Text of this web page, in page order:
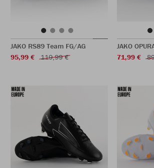
JAKO RS89 Team FG/AG
95,99 €
119,99 €
JAKO
71,99 €